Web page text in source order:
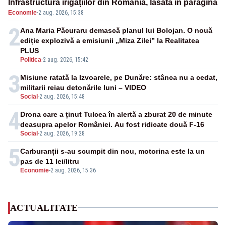
Infrastructura irigațiilor din România, lăsată în paragină
Economie·2 aug. 2026, 15:38
2
Politica-2 aug. 2026, 15:42
Ana Maria Păcuraru demască planul lui Bolojan. O nouă
ediție explozivă a emisiunii „Miza Zilei” la Realitatea
PLUS
3Social-2 aug. 2026, 15:48
Misiune ratată la Izvoarele, pe Dunăre: stânca nu a cedat,
militarii reiau detonările luni – VIDEO
4Social-2 aug. 2026, 19:28
Drona care a ținut Tulcea în alertă a zburat 20 de minute
deasupra apelor României. Au fost ridicate două F-16
5Economie-2 aug. 2026, 15:36
Carburanții s-au scumpit din nou, motorina este la un
pas de 11 lei/litru
ACTUALITATE